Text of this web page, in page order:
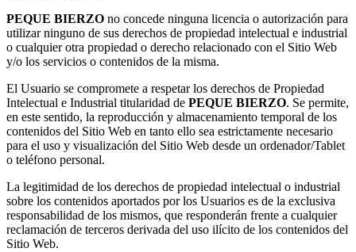
PEQUE BIERZO no concede ninguna licencia o autorización para
utilizar ninguno de sus derechos de propiedad intelectual e industrial
o cualquier otra propiedad o derecho relacionado con el Sitio Web
y/o los servicios o contenidos de la misma.
El Usuario se compromete a respetar los derechos de Propiedad
Intelectual e Industrial titularidad de PEQUE BIERZO. Se permite,
en este sentido, la reproducción y almacenamiento temporal de los
contenidos del Sitio Web en tanto ello sea estrictamente necesario
para el uso y visualización del Sitio Web desde un ordenador/Tablet
o teléfono personal.
La legitimidad de los derechos de propiedad intelectual o industrial
sobre los contenidos aportados por los Usuarios es de la exclusiva
responsabilidad de los mismos, que responderán frente a cualquier
reclamación de terceros derivada del uso ilícito de los contenidos del
Sitio Web.